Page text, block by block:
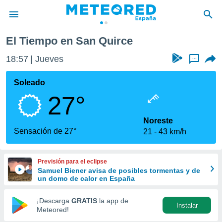
de
por
que se
calidad.
a este
las
y
forma
digital
basada
El Tiempo en San Quirce
18:57 Jueves ...
Soleado
27°
Sensación de 27°
Noreste
21
43 km/h
Previsión para el eclipse
Samuel Biener avisa de posibles tormentas y de
un domo de calor en España
¡Descarga GRATIS la app de
Meteored!
Instalar